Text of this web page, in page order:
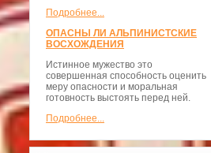
Подробнее...
ОПАСНЫ ЛИ АЛЬПИНИСТСКИЕ
ВОСХОЖДЕНИЯ
Истинное мужество это
совершенная способность оценить
меру опасности и моральная
готовность выстоять перед ней.
Подробнее...